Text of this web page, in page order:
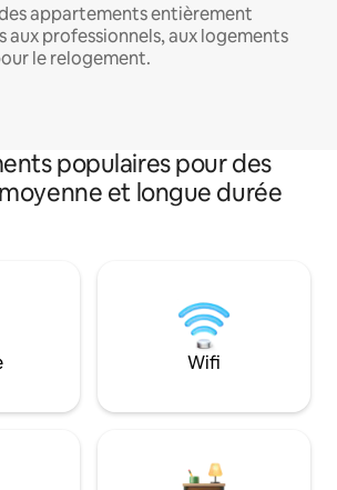
appartements entièrement
aux professionnels, aux logements
le relogement.
populaires pour des
et longue durée
Wifi